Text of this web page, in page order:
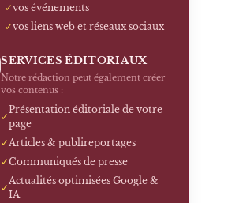
✓vos événements
✓vos liens web et réseaux sociaux
SERVICES ÉDITORIAUX
Notre rédaction peut également créer
vos contenus :
✓
Présentation éditoriale de votre
page
✓ Articles & publireportages
✓Communiqués de presse
✓
Actualités optimisées Google &
IA